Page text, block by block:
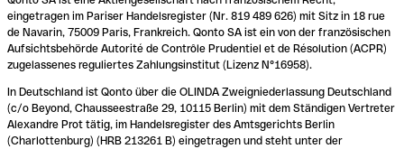
eingetragen im Pariser Handelsregister (Nr. 819 489 626) mit Sitz in 18 rue
de Navarin, 75009 Paris, Frankreich. Qonto SA ist ein von der französischen
Aufsichtsbehörde Autorité de Contrôle Prudentiel et de Résolution (ACPR)
zugelassenes reguliertes Zahlungsinstitut (Lizenz N°16958).
In Deutschland ist Qonto über die OLINDA Zweigniederlassung Deutschland
(c/o Beyond, Chausseestraße 29, 10115 Berlin) mit dem Ständigen Vertreter
Alexandre Prot tätig, im Handelsregister des Amtsgerichts Berlin
(Charlottenburg) (HRB 213261 B) eingetragen und steht unter der